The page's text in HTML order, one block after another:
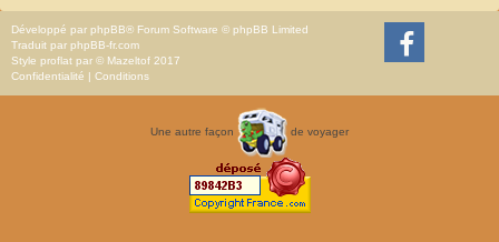
Développé par phpBB® Forum Software © phpBB Limited
Traduit par phpBB-fr.com
Style proflat par © Mazeltof 2017
Confidentialité | Conditions
Une autre façon de voyager